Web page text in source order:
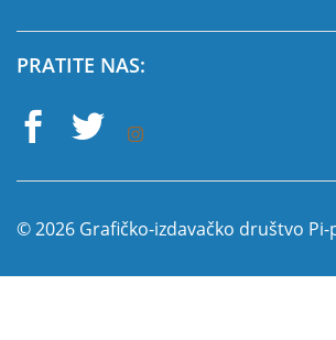
PRATITE NAS:
© 2026 Grafičko-izdavačko društvo Pi-